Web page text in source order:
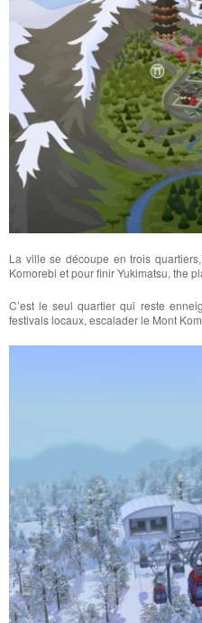
La ville se découpe en trois
Komorebi et pour finir Yukimatsu, the
C’est le seul quartier qui reste
festivals locaux, escalader le Mont